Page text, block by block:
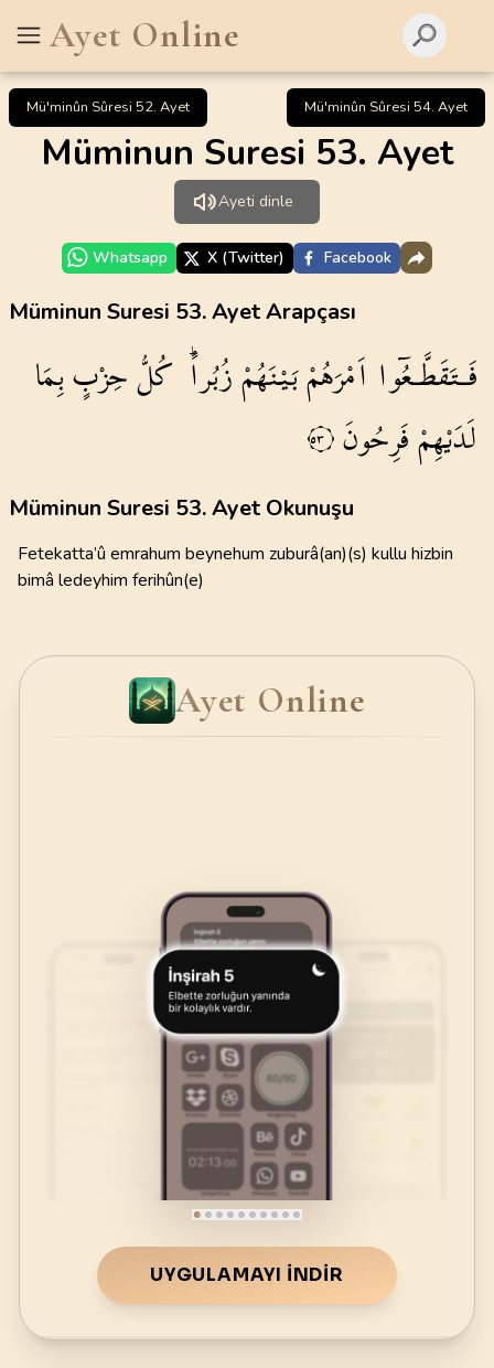
Ayet Online
Mü'minûn Sûresi 52. Ayet Mü'minûn Sûresi 54. Ayet
Müminun Suresi 53. Ayet
Ayeti dinle
Whatsapp X (Twitter) Facebook
Müminun Suresi 53. Ayet Arapçası
فَـتَقَطَّـعُٓوا اَمْرَهُمْبَيْنَهُمْزُبُراًۜ كُلُّحِزْبٍبِمَا
لَدَيْهِمْفَرِحُونَ ٥٣
Müminun Suresi 53. Ayet Okunuşu
Fetekatta’û emrahum beynehum zuburâ(an)(s) kullu hizbin
bimâ ledeyhim ferihûn(e)
Ayet Online
UYGULAMAYI İNDIR